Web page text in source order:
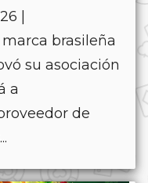
|
brasileña
su asociación
a
de